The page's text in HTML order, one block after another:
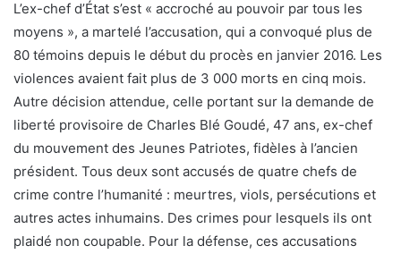
L’ex-chef d’État s’est « accroché au pouvoir par tous les
moyens », a martelé l’accusation, qui a convoqué plus de
80 témoins depuis le début du procès en janvier 2016. Les
violences avaient fait plus de 3 000 morts en cinq mois.
Autre décision attendue, celle portant sur la demande de
liberté provisoire de Charles Blé Goudé, 47 ans, ex-chef
du mouvement des Jeunes Patriotes, fidèles à l’ancien
président. Tous deux sont accusés de quatre chefs de
crime contre l’humanité : meurtres, viols, persécutions et
autres actes inhumains. Des crimes pour lesquels ils ont
plaidé non coupable. Pour la défense, ces accusations